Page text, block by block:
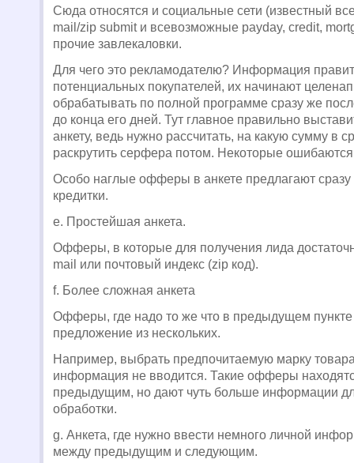
Сюда относятся и социальные сети (известный
mail/zip submit и всевозможные payday, credit,
прочие завлекаловки.
Для чего это рекламодателю? Информация
потенциальных покупателей, их начинают
обрабатывать по полной программе сразу же
до конца его дней. Тут главное правильно
анкету, ведь нужно рассчитать, на какую сумму в
раскрутить серфера потом. Некоторые
Особо наглые офферы в анкете предлагают сразу
кредитки.
e. Простейшая анкета.
Офферы, в которые для получения лида
mail или почтовый индекс (zip код).
f. Более сложная анкета
Офферы, где надо то же что в предыдущем
предложение из нескольких.
Например, выбрать предпочитаемую марку
информация не вводится. Такие офферы
предыдущим, но дают чуть больше информации
обработки.
g. Анкета, где нужно ввести немного личной
между предыдущим и следующим.